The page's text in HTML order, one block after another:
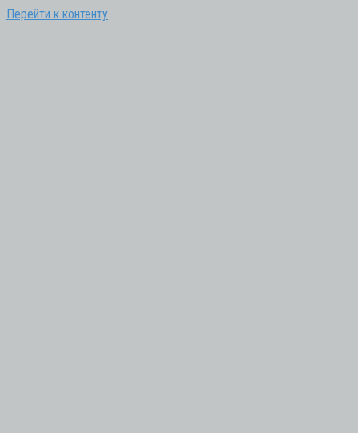
Перейти к контенту